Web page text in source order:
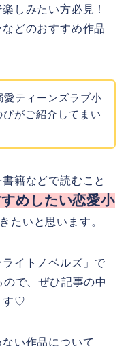
しみたい方必見！
どのおすすめ作品
ティーンズラブ小
がご紹介してまい
籍などで読むこと
めしたい恋愛小
たいと思います。
イトノベルズ」で
で、ぜひ記事の中
す♡
い作品について